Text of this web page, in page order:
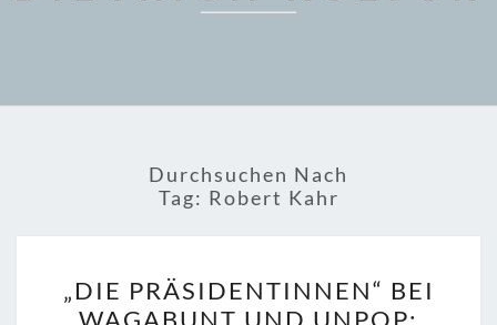
Durchsuchen Nach
Tag: Robert Kahr
PRÄSIDENTINNEN“
„DIE PRÄSIDENTINNEN“ BEI
WAGABUNT UND UNPOP: